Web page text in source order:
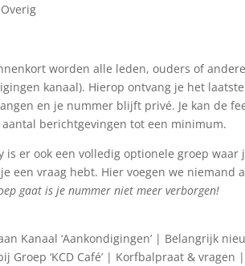
Overig
worden alle leden, ouders of
kanaal). Hierop ontvang je het
en je nummer blijft privé. Je kan de
berichtgevingen tot een minimum.
is er ook een volledig optionele groep
een vraag hebt. Hier voegen we niemand
gaat is je nummer niet meer verborgen!
Kanaal ‘Aankondigingen’ | Belangrijk
Groep ‘KCD Café’ | Korfbalpraat &